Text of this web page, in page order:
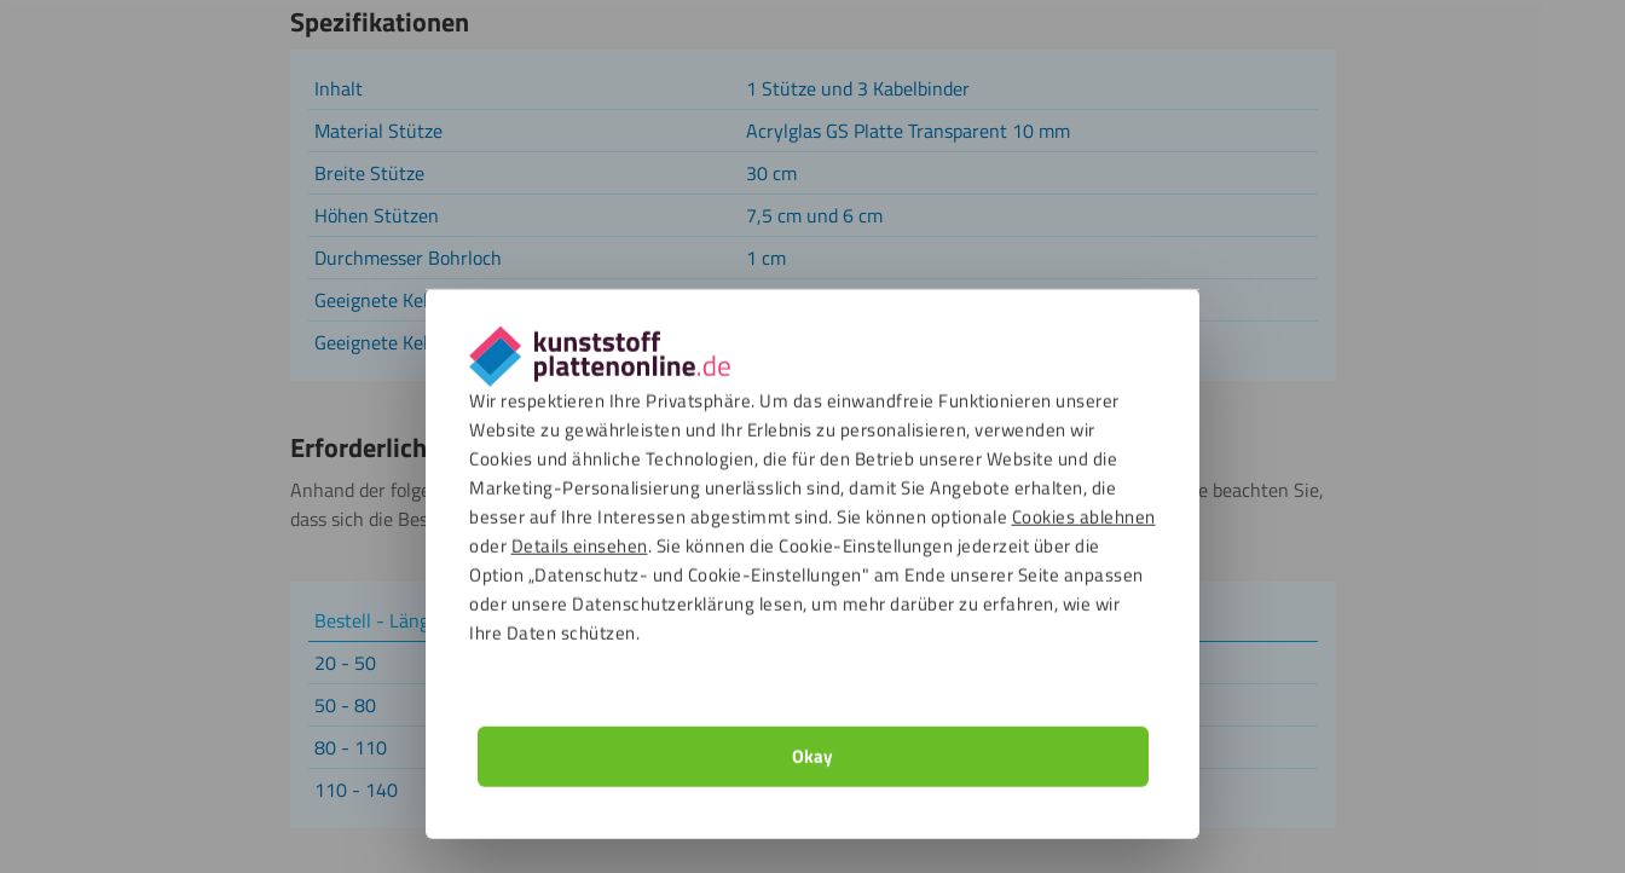
Wir respektieren Ihre Privatsphäre. Um das einwandfreie Funktionieren unserer
Website zu gewährleisten und Ihr Erlebnis zu personalisieren, verwenden wir
Cookies und ähnliche Technologien, die für den Betrieb unserer Website und die
Marketing-Personalisierung unerlässlich sind, damit Sie Angebote erhalten, die
besser auf Ihre Interessen abgestimmt sind. Sie können optionaleCookies ablehnen
oderDetails einsehen. Sie können die Cookie-Einstellungen jederzeit über die
Option „Datenschutz- und Cookie-Einstellungen" am Ende unserer Seite anpassen
oder unsere Datenschutzerklärung lesen, um mehr darüber zu erfahren, wie wir
Ihre Daten schützen.
Okay
Spezifikationen
Inhalt
1 Stütze und 3 Kabelbinder
Material Stütze
Acrylglas GS Platte Transparent 10 mm
Breite Stütze
30 cm
Höhen Stützen
7,5 cm und 6 cm
Durchmesser Bohrloch
1 cm
Geeignete Kellergitter-Breite
30 bis 60 cm
Geeignete Kellergitter-Länge
Erforderliches
Anhand der folgenden Tabelle können Sie bestimmen, wie viele Stützen Sie für Ihre Abdeckung benötigen. Bitte beachten Sie,
dass sich die Bestell – Länge der Stützen aus der Summe von Gitterlänge + 10 cm ergibt.
Bestell - Länge der Stützen in cm
Anzahl Stützen
20 - 50
50 - 80
80 - 110
110 - 140
5